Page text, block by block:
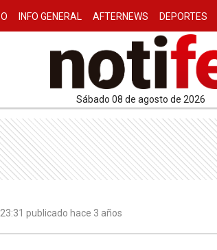
INFO GENERAL AFTERNEWS DEPORTES
sábado 08 de agosto de 2026
publicado hace 3 años